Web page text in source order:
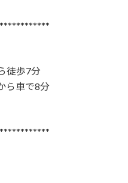
徒歩7分
ら車で8分